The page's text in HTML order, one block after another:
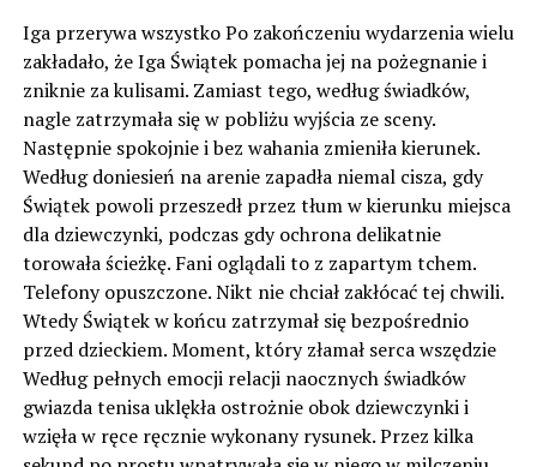
Iga przerywa wszystko Po zakończeniu wydarzenia wielu
zakładało, że Iga Świątek pomacha jej na pożegnanie i
zniknie za kulisami. Zamiast tego, według świadków,
nagle zatrzymała się w pobliżu wyjścia ze sceny.
Następnie spokojnie i bez wahania zmieniła kierunek.
Według doniesień na arenie zapadła niemal cisza, gdy
Świątek powoli przeszedł przez tłum w kierunku miejsca
dla dziewczynki, podczas gdy ochrona delikatnie
torowała ścieżkę. Fani oglądali to z zapartym tchem.
Telefony opuszczone. Nikt nie chciał zakłócać tej chwili.
Wtedy Świątek w końcu zatrzymał się bezpośrednio
przed dzieckiem. Moment, który złamał serca wszędzie
Według pełnych emocji relacji naocznych świadków
gwiazda tenisa uklękła ostrożnie obok dziewczynki i
wzięła w ręce ręcznie wykonany rysunek. Przez kilka